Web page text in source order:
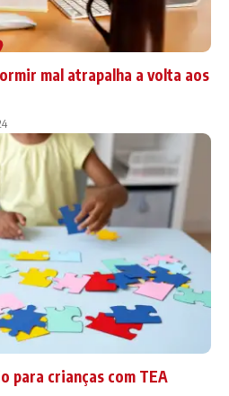
mal atrapalha a volta aos
para crianças com TEA